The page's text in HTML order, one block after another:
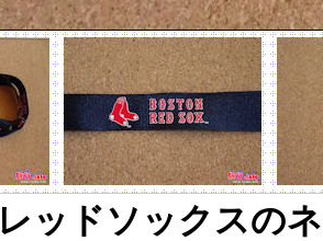
レッドソックスの